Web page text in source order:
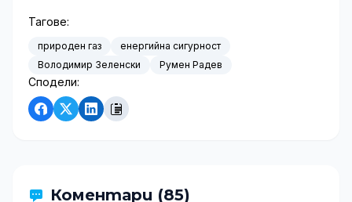
Тагове:
природен газ
енергийна сигурност
Володимир Зеленски
Румен Радев
Сподели:
Коментари (85)